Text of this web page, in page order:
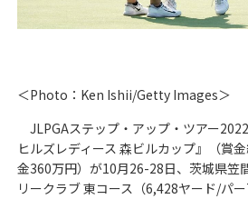
＜Photo：Ken Ishii/Getty Images＞
JLPGAステップ・アップ・ツアー
ヒルズレディース 森ビルカップ』（賞
金360万円）が10月26-28日、茨城県笠
リークラブ 東コース（6,428ヤード/パー